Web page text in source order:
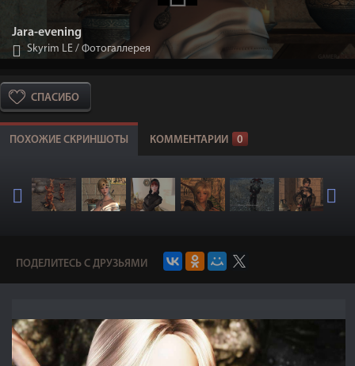
Jara-evening
Skyrim LE / Фотогаллерея
СПАСИБО
ПОХОЖИЕ СКРИНШОТЫ КОММЕНТАРИИ 0
ПОДЕЛИТЕСЬ С ДРУЗЬЯМИ